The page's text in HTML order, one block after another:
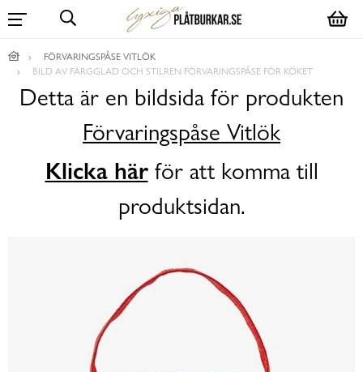
FÖRVARINGSPÅSE VITLÖK
BILD AV FÄRGGLAD OCH STILREN FÖRVARINGSPÅSE FÖR KÖKET
Detta är en bildsida för produkten
Förvaringspåse Vitlök
Klicka härför att komma till
produktsidan.